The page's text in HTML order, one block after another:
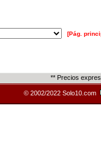
[Pág.
** Precios
© 2002/2022 Solo10.com